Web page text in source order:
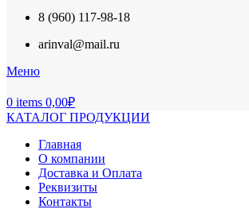
8 (960) 117-98-18
arinval@mail.ru
Меню
0 items 0,00₽
КАТАЛОГ ПРОДУКЦИИ
Главная
О компании
Доставка и Оплата
Реквизиты
Контакты